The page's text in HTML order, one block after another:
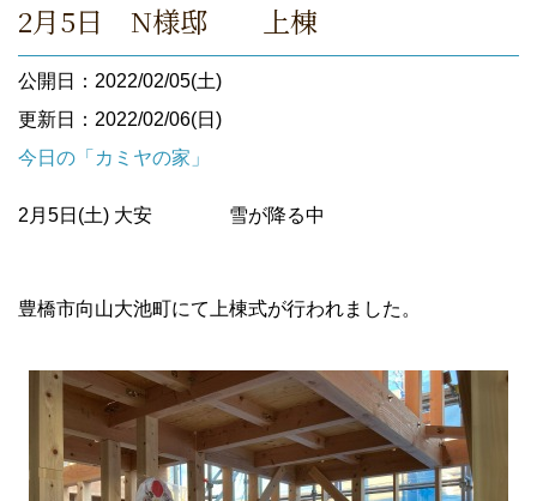
2月5日 N様邸 上棟
公開日：2022/02/05(土)
更新日：2022/02/06(日)
今日の「カミヤの家」
2月5日(土) 大安 雪が降る中
豊橋市向山大池町にて上棟式が行われました。